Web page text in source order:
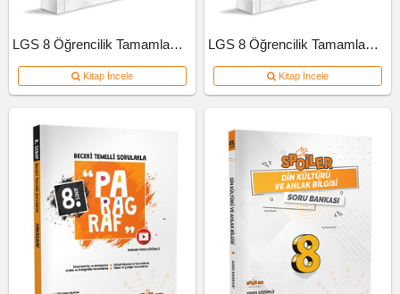
LGS 8 Öğrencilik Tamamlama Testi İnkılap Tarihi Ve Atatürkçülük
Kitap İncele
LGS 8 Öğrencilik Tamamlama Testi Fen Bilimleri
Kitap İncele